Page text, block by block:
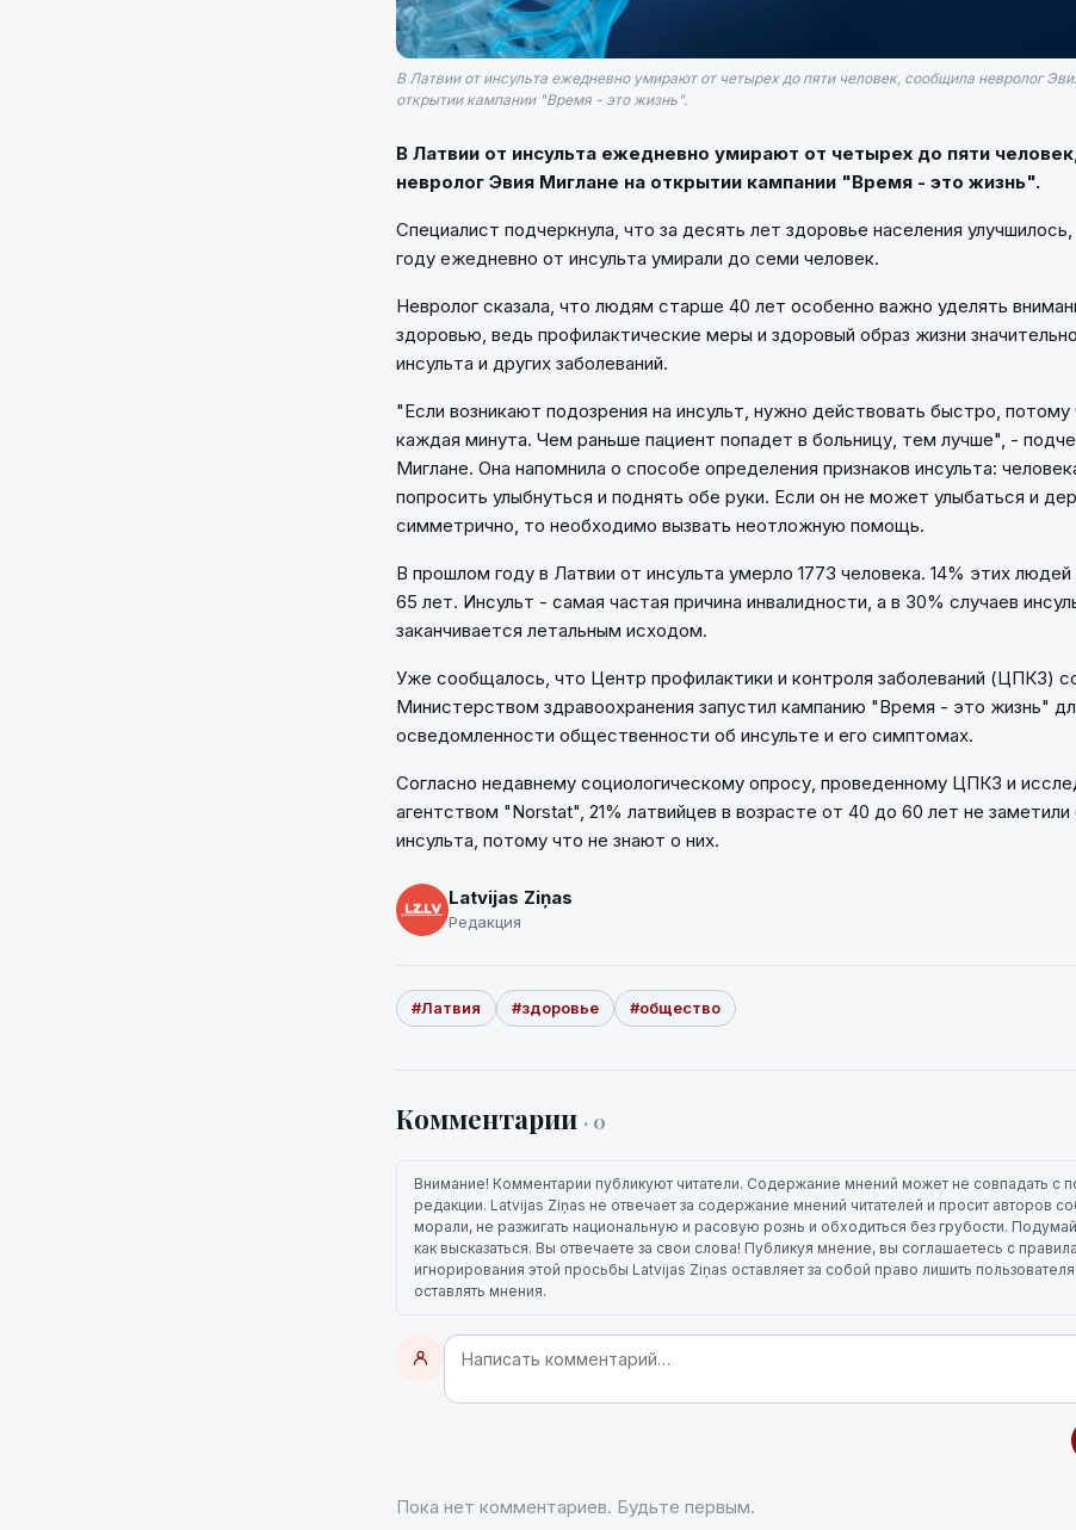
В Латвии от инсульта ежедневно умирают от четырех до пяти человек, сообщила невролог
открытии кампании "Время - это жизнь".
В Латвии от инсульта ежедневно умирают от четырех до пяти
невролог Эвия Миглане на открытии кампании "Время - это жизнь".
Специалист подчеркнула, что за десять лет здоровье населения улучшилось,
году ежедневно от инсульта умирали до семи человек.
Невролог сказала, что людям старше 40 лет особенно важно уделять
здоровью, ведь профилактические меры и здоровый образ жизни
инсульта и других заболеваний.
"Если возникают подозрения на инсульт, нужно действовать быстро, потому
каждая минута. Чем раньше пациент попадет в больницу, тем лучше", -
Миглане. Она напомнила о способе определения признаков инсульта:
попросить улыбнуться и поднять обе руки. Если он не может улыбаться и
симметрично, то необходимо вызвать неотложную помощь.
В прошлом году в Латвии от инсульта умерло 1773 человека. 14% этих
65 лет. Инсульт - самая частая причина инвалидности, а в 30% случаев
заканчивается летальным исходом.
Уже сообщалось, что Центр профилактики и контроля заболеваний (ЦПКЗ)
Министерством здравоохранения запустил кампанию "Время - это жизнь"
осведомленности общественности об инсульте и его симптомах.
Согласно недавнему социологическому опросу, проведенному ЦПКЗ и
агентством "Norstat", 21% латвийцев в возрасте от 40 до 60 лет не
инсульта, потому что не знают о них.
Latvijas Ziņas
Редакция
#Латвия #здоровье #общество
Комментарии · 0
Внимание! Комментарии публикуют читатели. Содержание мнений может не совпадать с
редакции. Latvijas Ziņas не отвечает за содержание мнений читателей и просит авторов
морали, не разжигать национальную и расовую рознь и обходиться без грубости.
как высказаться. Вы отвечаете за свои слова! Публикуя мнение, вы соглашаетесь с
игнорирования этой просьбы Latvijas Ziņas оставляет за собой право лишить
оставлять мнения.
Пока нет комментариев. Будьте первым.